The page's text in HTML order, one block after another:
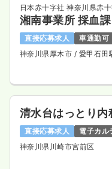
日本赤十字社 神奈川県赤
湘南事業所 採血課
直接応募求人
車通勤可
神奈川県厚木市 / 愛甲石田
清水台はっとり内
直接応募求人
電子カル
神奈川県川崎市宮前区